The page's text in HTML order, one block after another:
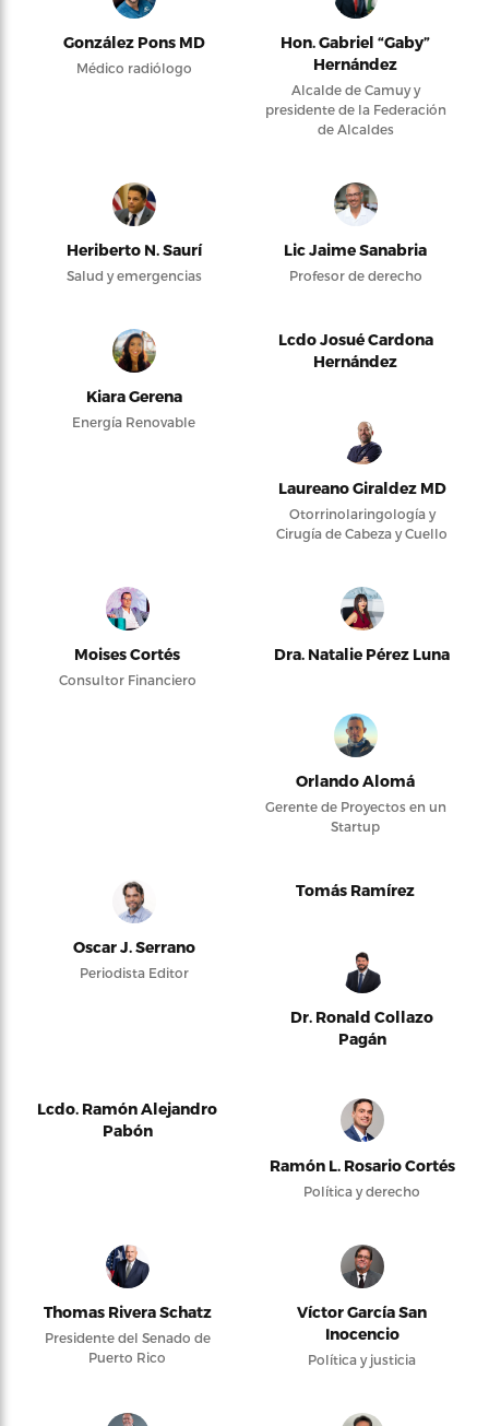
González Pons MD
Médico radiólogo
Hon. Gabriel “Gaby”
Hernández
Alcalde de Camuy y
presidente de la Federación
de Alcaldes
Heriberto N. Saurí
Salud y emergencias
Lic Jaime Sanabria
Profesor de derecho
Kiara Gerena
Energía Renovable
Lcdo Josué Cardona
Hernández
Laureano Giraldez MD
Otorrinolaringología y
Cirugía de Cabeza y Cuello
Moises Cortés
Consultor Financiero
Dra. Natalie Pérez Luna
Orlando Alomá
Gerente de Proyectos en un
Startup
Oscar J. Serrano
Periodista Editor
Tomás Ramírez
Dr. Ronald Collazo
Pagán
Lcdo. Ramón Alejandro
Pabón
Ramón L. Rosario Cortés
Política y derecho
Thomas Rivera Schatz
Presidente del Senado de
Puerto Rico
Víctor García San
Inocencio
Política y justicia